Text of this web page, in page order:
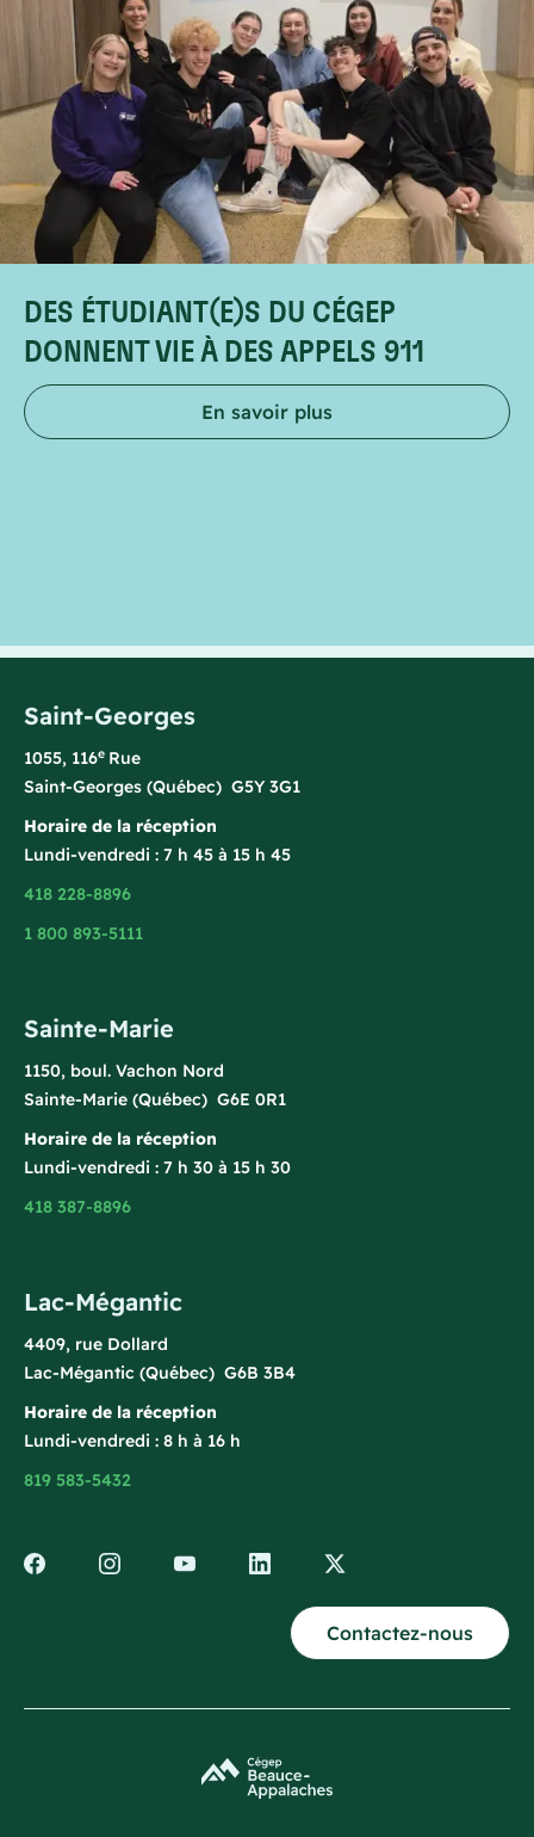
DES ÉTUDIANT(E)S DU CÉGEP
DONNENT VIE À DES APPELS 911
En savoir plus
Saint-Georges
1055, 116e Rue
Saint-Georges (Québec) G5Y 3G1
Horaire de la réception
Lundi-vendredi : 7 h 45 à 15 h 45
418 228-8896
1 800 893-5111
Sainte-Marie
1150, boul. Vachon Nord
Sainte-Marie (Québec) G6E 0R1
Horaire de la réception
Lundi-vendredi : 7 h 30 à 15 h 30
418 387-8896
Lac-Mégantic
4409, rue Dollard
Lac-Mégantic (Québec) G6B 3B4
Horaire de la réception
Lundi-vendredi : 8 h à 16 h
819 583-5432
Contactez-nous